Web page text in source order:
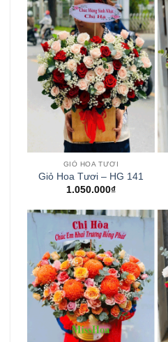
GIỎ HOA TƯƠI
Giỏ Hoa Tươi – HG 141
1.050.000₫